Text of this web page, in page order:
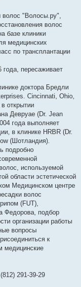
волос "Волосы.ру",
волос
базе клиники
медицинских
по трансплантации
пересаживает
доктора Бредли
Cincinnati, Ohio,
открытии
Девруае (Dr. Jean
года выполняет
в клинике HRBR (Dr.
(Шотландия).
подробно
используемой
области эстетической
Медицинском центре
волос
(FUT),
Федорова, подбор
организации работы
вопросы
к
медицинские
291-39-29